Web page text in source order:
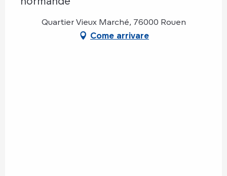
Quartier Vieux Marché, 76000 Rouen
Come arrivare